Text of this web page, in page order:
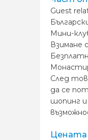
Guest
Мини-
Взимане
След
да се
шопинг и
Цената